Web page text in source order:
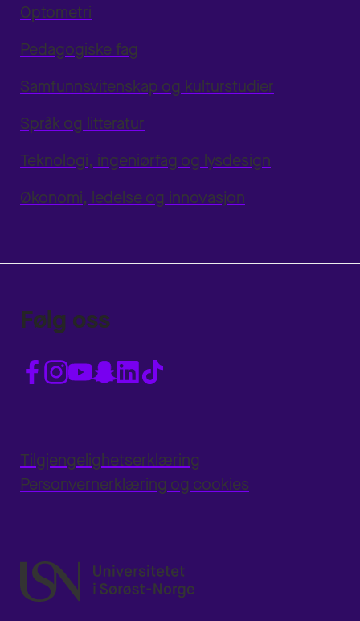
Optometri
Pedagogiske fag
Samfunnsvitenskap og kulturstudier
Språk og litteratur
Teknologi, ingeniørfag og lysdesign
Økonomi, ledelse og innovasjon
Følg oss
Tilgjengelighetserklæring
Personvernerklæring og cookies